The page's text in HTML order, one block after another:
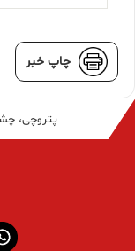
چاپ خبر
پتروچی،